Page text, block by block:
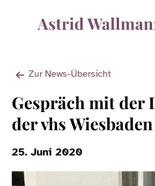
Zur News-Übersicht
Gespräch mit der
der vhs Wiesbaden
25. Juni 2020